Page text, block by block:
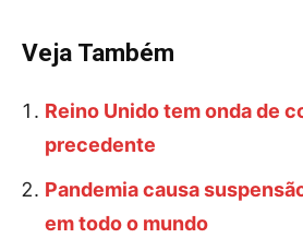
Veja Também
Reino Unido tem onda de
precedente
Pandemia causa
em todo o mundo